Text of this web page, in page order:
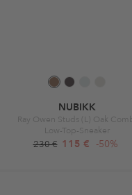
NUBIKK
Ray Owen Studs (L) Oak Combi
Low-Top-Sneaker
230 € 115 € -50%